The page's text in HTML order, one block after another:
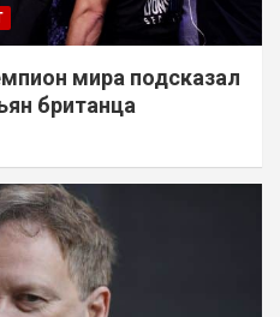
мира подсказал
британца